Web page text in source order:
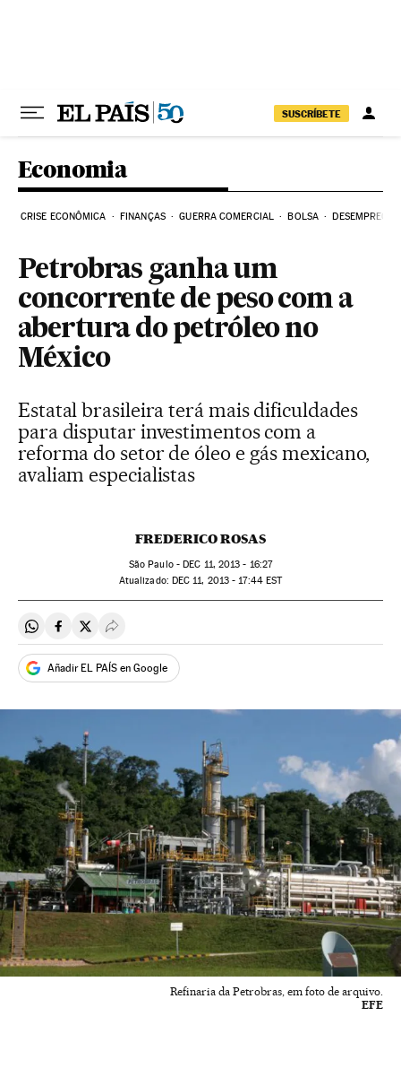
SUSCRÍBETE
Economia
CRISE ECONÔMICA FINANÇAS GUERRA COMERCIAL BOLSA DESEMPREGO
Petrobras ganha um
concorrente de peso com a
abertura do petróleo no
México
Estatal brasileira terá mais dificuldades
para disputar investimentos com a
reforma do setor de óleo e gás mexicano,
avaliam especialistas
FREDERICO ROSAS
São Paulo -DEC 11, 2013 - 16:27
atualizado: DEC 11, 2013 - 17:44EST
Compartir en Whatsapp
Compartir en Facebook
Compartir en Twitter
Desplegar Redes Sociales
Añadir EL PAÍS en Google
Refinaria da Petrobras, em foto de arquivo.
EFE